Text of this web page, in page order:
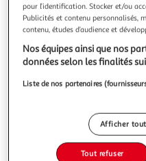
Livr. ou retrait dès 3/4
A partir de 7,99€
Plus d'options
pour l’identification. Stocker et/ou
Publicités et contenu personnalisés,
contenu, études d’audience et
Nos équipes ainsi que nos
données selon les finalités
Liste de nos partenaires
Afficher
Tout refuser